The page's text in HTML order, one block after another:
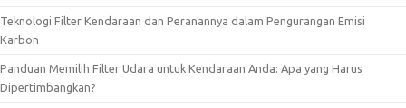
Teknologi Filter Kendaraan dan Peranannya dalam Pengurangan Emisi
Karbon
Panduan Memilih Filter Udara untuk Kendaraan Anda: Apa yang Harus
Dipertimbangkan?